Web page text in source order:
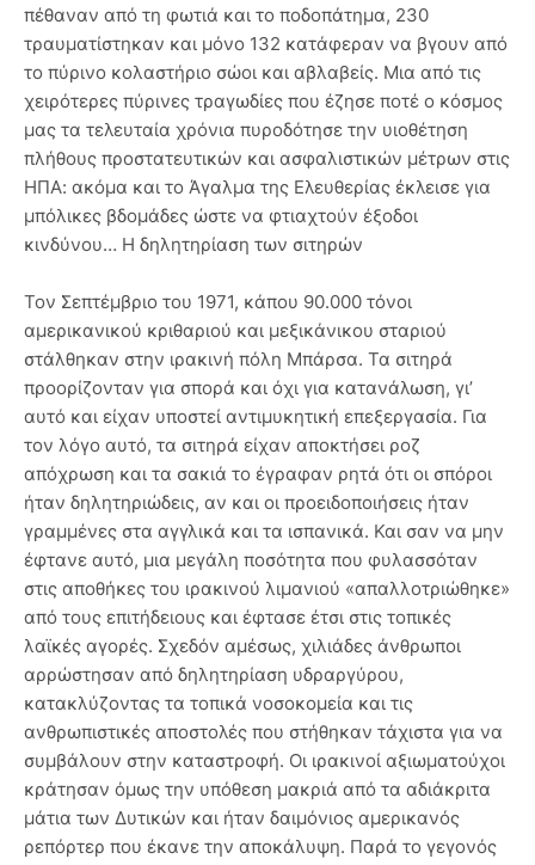
πέθαναν από τη φωτιά και το ποδοπάτημα, 230
τραυματίστηκαν και μόνο 132 κατάφεραν να βγουν από
το πύρινο κολαστήριο σώοι και αβλαβείς. Μια από τις
χειρότερες πύρινες τραγωδίες που έζησε ποτέ ο κόσμος
μας τα τελευταία χρόνια πυροδότησε την υιοθέτηση
πλήθους προστατευτικών και ασφαλιστικών μέτρων στις
ΗΠΑ: ακόμα και το Άγαλμα της Ελευθερίας έκλεισε για
μπόλικες βδομάδες ώστε να φτιαχτούν έξοδοι
κινδύνου… Η δηλητηρίαση των σιτηρών
Τον Σεπτέμβριο του 1971, κάπου 90.000 τόνοι
αμερικανικού κριθαριού και μεξικάνικου σταριού
στάλθηκαν στην ιρακινή πόλη Μπάρσα. Τα σιτηρά
προορίζονταν για σπορά και όχι για κατανάλωση, γι’
αυτό και είχαν υποστεί αντιμυκητική επεξεργασία. Για
τον λόγο αυτό, τα σιτηρά είχαν αποκτήσει ροζ
απόχρωση και τα σακιά το έγραφαν ρητά ότι οι σπόροι
ήταν δηλητηριώδεις, αν και οι προειδοποιήσεις ήταν
γραμμένες στα αγγλικά και τα ισπανικά. Και σαν να μην
έφτανε αυτό, μια μεγάλη ποσότητα που φυλασσόταν
στις αποθήκες του ιρακινού λιμανιού «απαλλοτριώθηκε»
από τους επιτήδειους και έφτασε έτσι στις τοπικές
λαϊκές αγορές. Σχεδόν αμέσως, χιλιάδες άνθρωποι
αρρώστησαν από δηλητηρίαση υδραργύρου,
κατακλύζοντας τα τοπικά νοσοκομεία και τις
ανθρωπιστικές αποστολές που στήθηκαν τάχιστα για να
συμβάλουν στην καταστροφή. Οι ιρακινοί αξιωματούχοι
κράτησαν όμως την υπόθεση μακριά από τα αδιάκριτα
μάτια των Δυτικών και ήταν δαιμόνιος αμερικανός
ρεπόρτερ που έκανε την αποκάλυψη. Παρά το γεγονός